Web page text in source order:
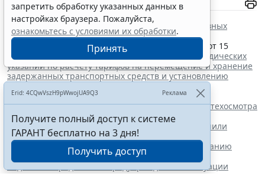
Документы по теме:
Кодекс Российской Федерации об административных
правонарушениях
Приказ Федеральной антимонопольной службы от 15
августа 2016 г. № 1145/16 "
Об утверждении Методических
указаний по расчету тарифов на перемещение и хранение
задержанных транспортных средств и установлению
Читайте также:
Правительство РФ обновит правила проведения техосмотра
с 1 марта 2027 года
Бензин экологических классов Евро-2/3/4 разрешили
продавать до 1 июля 2027 года
Установлены полномочия регионов по обслуживанию
внутренним водным транспортом
Водителей предложили предупреждать об эвакуации
машины через госуслуги
запретить обработку указанных данных в
настройках браузера. Пожалуйста,
ознакомьтесь с условиями их обработки.
Принять
Erid: 4CQwVszH9pWwojUA9Q3 Реклама
Получите полный доступ к системе
ГАРАНТ бесплатно на 3 дня!
Получить доступ